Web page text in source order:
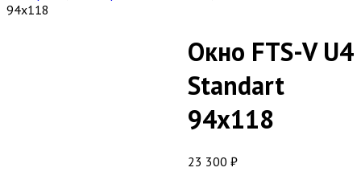
94х118
Окно FTS-V U4
Standart
94х118
23 300 ₽